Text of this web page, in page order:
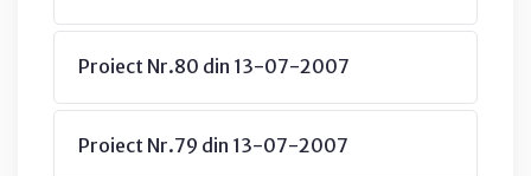
Proiect Nr.80 din 13-07-2007
Proiect Nr.79 din 13-07-2007